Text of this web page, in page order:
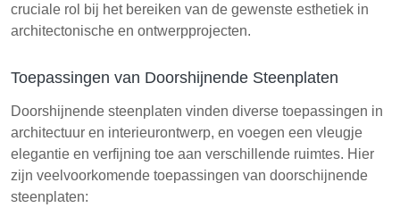
cruciale rol bij het bereiken van de gewenste esthetiek in
architectonische en ontwerpprojecten.
Toepassingen van Doorshijnende Steenplaten
Doorshijnende steenplaten vinden diverse toepassingen in
architectuur en interieurontwerp, en voegen een vleugje
elegantie en verfijning toe aan verschillende ruimtes. Hier
zijn veelvoorkomende toepassingen van doorschijnende
steenplaten: